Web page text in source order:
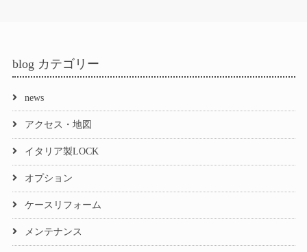
blog カテゴリー
news
アクセス・地図
イタリア製LOCK
オプション
ケースリフォーム
メンテナンス